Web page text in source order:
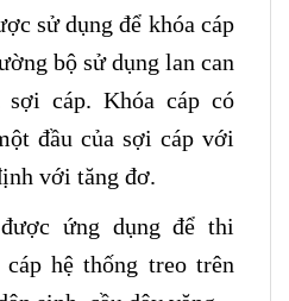
sử dụng để khóa cáp
bộ sử dụng lan can
sợi cáp. Khóa cáp có
đầu của sợi cáp với
với tăng đơ.
ứng dụng để thi
hệ thống treo trên